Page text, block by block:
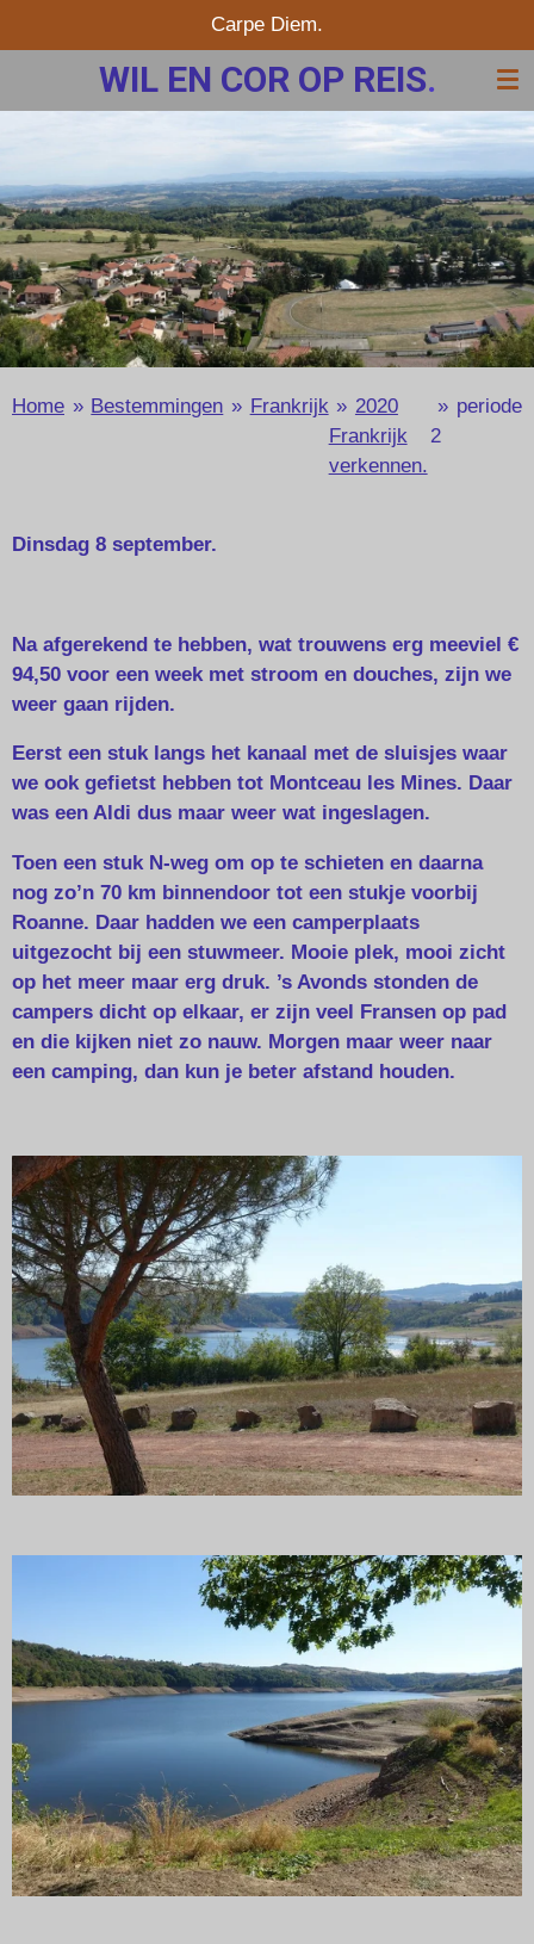
direct
de
WIL EN COR OP REIS.
Carpe Diem.
Home » Bestemmingen » Frankrijk » 2020
Frankrijk
verkennen.
» periode
2
Dinsdag 8 september.
Na afgerekend te hebben, wat trouwens erg meeviel €
94,50 voor een week met stroom en douches, zijn we
weer gaan rijden.
Eerst een stuk langs het kanaal met de sluisjes waar
we ook gefietst hebben tot Montceau les Mines. Daar
was een Aldi dus maar weer wat ingeslagen.
Toen een stuk N-weg om op te schieten en daarna
nog zo’n 70 km binnendoor tot een stukje voorbij
Roanne. Daar hadden we een camperplaats
uitgezocht bij een stuwmeer. Mooie plek, mooi zicht
op het meer maar erg druk. ’s Avonds stonden de
campers dicht op elkaar, er zijn veel Fransen op pad
en die kijken niet zo nauw. Morgen maar weer naar
een camping, dan kun je beter afstand houden.